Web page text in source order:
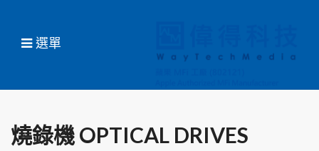
選單
燒錄機 OPTICAL DRIVES